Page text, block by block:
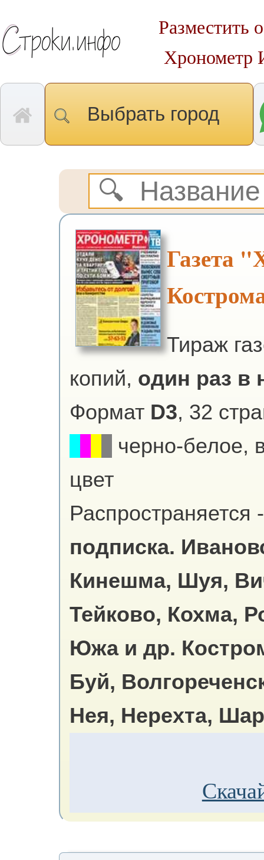
Разместить
Хронометр
Выбрать город
Газета
Тираж
копий, один раз в
Формат D3, 32
черно-белое,
цвет
Распространяется -
подписка.
Кинешма, Шуя,
Тейково, Кохма,
Южа и др.
Буй,
Нея, Нерехта,